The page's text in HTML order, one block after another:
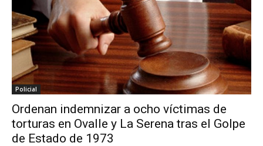
Policial
Ordenan indemnizar a ocho víctimas de
torturas en Ovalle y La Serena tras el Golpe
de Estado de 1973